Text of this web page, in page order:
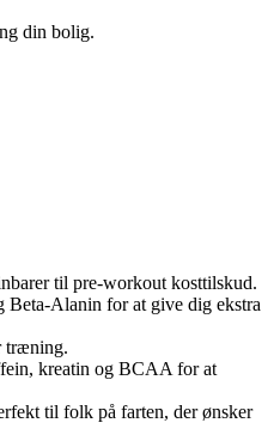
din bolig.
til pre-workout kosttilskud.
Beta-Alanin for at give dig ekstra
træning.
kreatin og BCAA for at
til folk på farten, der ønsker